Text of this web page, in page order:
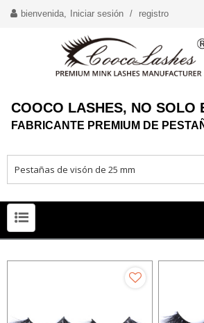
bienvenida, Iniciar sesión / registro
COOCO LASHES, NO SOLO
FABRICANTE PREMIUM DE